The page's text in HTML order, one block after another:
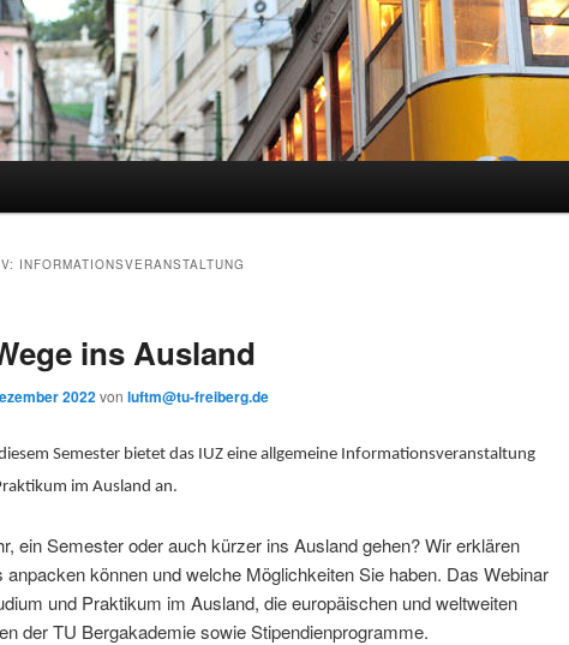
INFORMATIONSVERANSTALTUNG
ins Ausland
2022von luftm@tu-freiberg.de
Semester bietet das IUZ eine allgemeine Informationsveranstaltung
im Ausland an.
ein Semester oder auch kürzer ins Ausland gehen? Wir erklären
anpacken können und welche Möglichkeiten Sie haben. Das Webinar
und Praktikum im Ausland, die europäischen und weltweiten
der TU Bergakademie sowie Stipendienprogramme.